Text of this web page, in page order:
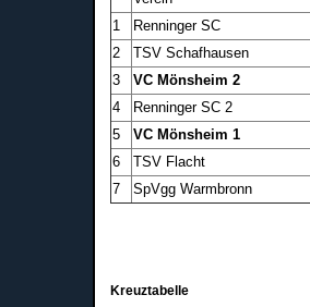
1
Renninger SC
2
TSV Schafhausen
3
VC Mönsheim 2
4
Renninger SC 2
5
VC Mönsheim 1
6
TSV Flacht
7
SpVgg Warmbronn
Kreuztabelle